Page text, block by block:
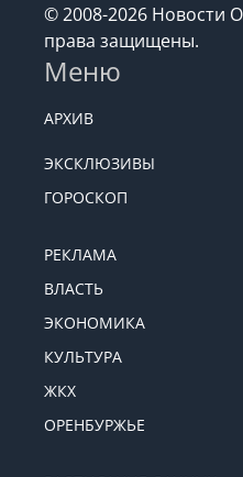
© 2008-2026 Новости
права защищены.
Меню
АРХИВ
ЭКСКЛЮЗИВЫ
ГОРОСКОП
РЕКЛАМА
ВЛАСТЬ
ЭКОНОМИКА
КУЛЬТУРА
ЖКХ
ОРЕНБУРЖЬЕ